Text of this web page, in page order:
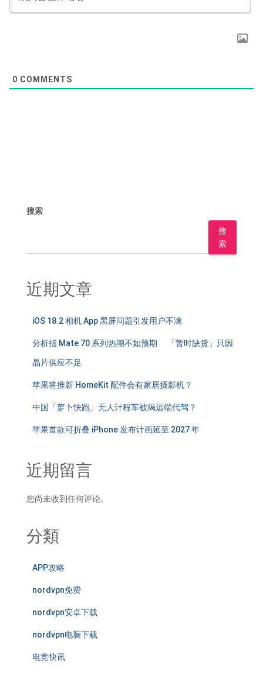
0 COMMENTS
搜索
搜
索
近期文章
iOS 18.2 相机 App 黑屏问题引发用户不满
分析指 Mate 70 系列热潮不如预期 「暂时缺货」只因
晶片供应不足
苹果将推新 HomeKit 配件会有家居摄影机？
中国「萝卜快跑」无人计程车被揭远端代驾？
苹果首款可折叠 iPhone 发布计画延至 2027 年
近期留言
您尚未收到任何评论。
分類
APP攻略
nordvpn免费
nordvpn安卓下载
nordvpn电脑下载
电竞快讯